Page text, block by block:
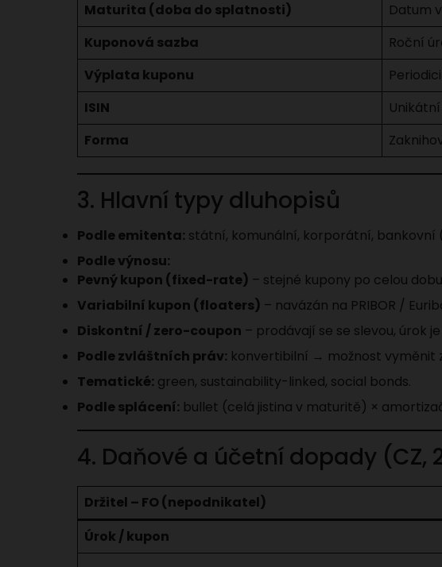
Maturita (doba do splatnosti)
Datum
Kuponová sazba
Roční
Výplata kuponu
ISIN
Forma
3. Hlavní typy dluhopisů
Podle emitenta: státní, komunální, korporátní, bankovní
Podle výnosu:
Pevný kupon (fixed-rate) – stejné kupony po celou
Variabilní kupon (floaters) – navázán na PRIBOR /
Diskontní / zero-coupon – prodávají se se slevou, úrok
Podle zvláštních práv: konvertibilní → možnost vyměnit
Tematické: green, sustainability-linked, social bonds.
Podle splácení: bullet (celá jistina v maturitě) ×
4. Daňové a účetní dopady (CZ,
Držitel – FO (nepodnikatel)
Úrok / kupon